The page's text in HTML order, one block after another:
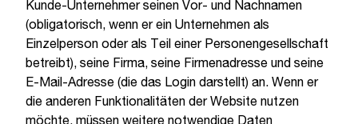
Kunde-Unternehmer seinen Vor- und Nachnamen
(obligatorisch, wenn er ein Unternehmen als
Einzelperson oder als Teil einer Personengesellschaft
betreibt), seine Firma, seine Firmenadresse und seine
E-Mail-Adresse (die das Login darstellt) an. Wenn er
die anderen Funktionalitäten der Website nutzen